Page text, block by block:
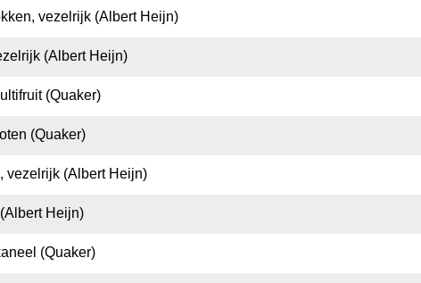
vezelrijk (Albert Heijn)
(Albert Heijn)
(Quaker)
(Quaker)
vezelrijk (Albert Heijn)
Heijn)
(Quaker)